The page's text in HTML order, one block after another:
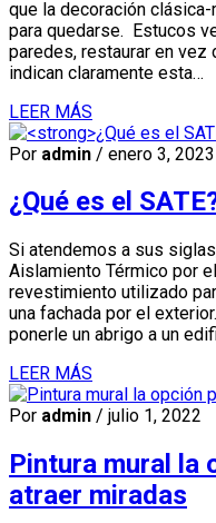
que la decoración
para quedarse. Estucos
paredes, restaurar en
indican claramente esta…
LEER MÁS
Por admin / enero 3, 2023
¿Qué es el
Si atendemos a sus
Aislamiento Térmico por
revestimiento utilizado
una fachada por el
ponerle un abrigo a un
LEER MÁS
Por admin / julio 1, 2022
Pintura mural la
atraer miradas